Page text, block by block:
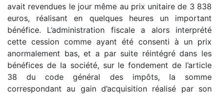
avait revendues le jour même au prix unitaire de 3 838
euros, réalisant en quelques heures un important
bénéfice. L’administration fiscale a alors interprété
cette cession comme ayant été consenti à un prix
anormalement bas, et a par suite réintégré dans les
bénéfices de la société, sur le fondement de l’article
38 du code général des impôts, la somme
correspondant au gain d’acquisition réalisé par son